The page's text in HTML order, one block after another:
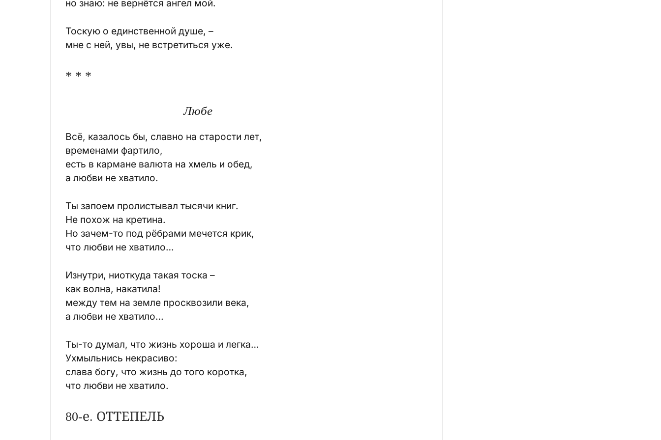
но знаю: не вернётся ангел мой.
Тоскую о единственной душе, –
мне с ней, увы, не встретиться уже.
* * *
Любе
Всё, казалось бы, славно на старости лет,
временами фартило,
есть в кармане валюта на хмель и обед,
а любви не хватило.
Ты запоем пролистывал тысячи книг.
Не похож на кретина.
Но зачем-то под рёбрами мечется крик,
что любви не хватило…
Изнутри, ниоткуда такая тоска –
как волна, накатила!
между тем на земле просквозили века,
а любви не хватило…
Ты-то думал, что жизнь хороша и легка…
Ухмыльнись некрасиво:
слава богу, что жизнь до того коротка,
что любви не хватило.
80-е. ОТТЕПЕЛЬ